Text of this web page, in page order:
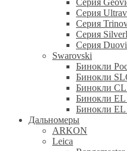
Серия
Серия
Серия
Серия
Серия
Swarovski
Бинокли
Бинокли
Бинокли CL
Бинокли
Бинокли
Дальномеры
ARKON
Leica